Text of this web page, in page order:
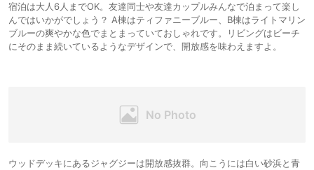
宿泊は大人6人までOK。友達同士や友達カップルみんなで泊まって楽し
んではいかがでしょう？ A棟はティファニーブルー、B棟はライトマリン
ブルーの爽やかな色でまとまっていておしゃれです。リビングはビーチ
にそのまま続いているようなデザインで、開放感を味わえますよ。
ウッドデッキにあるジャグジーは開放感抜群。向こうには白い砂浜と青